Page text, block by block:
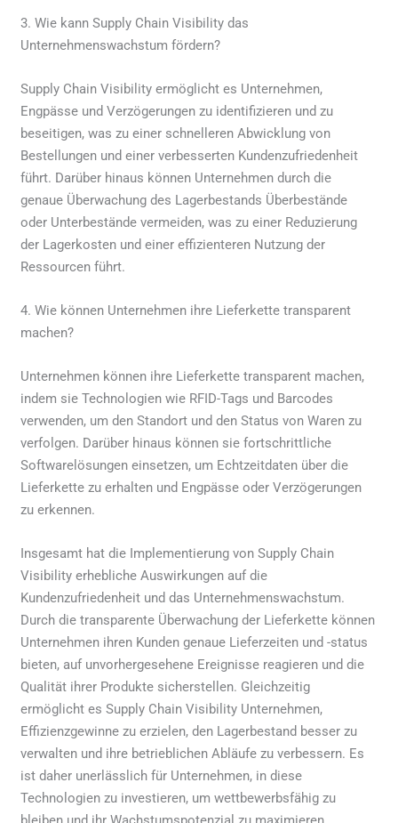
3. Wie kann Supply Chain Visibility das
Unternehmenswachstum fördern?
Supply Chain Visibility ermöglicht es Unternehmen,
Engpässe und Verzögerungen zu identifizieren und zu
beseitigen, was zu einer schnelleren Abwicklung von
Bestellungen und einer verbesserten Kundenzufriedenheit
führt. Darüber hinaus können Unternehmen durch die
genaue Überwachung des Lagerbestands Überbestände
oder Unterbestände vermeiden, was zu einer Reduzierung
der Lagerkosten und einer effizienteren Nutzung der
Ressourcen führt.
4. Wie können Unternehmen ihre Lieferkette transparent
machen?
Unternehmen können ihre Lieferkette transparent machen,
indem sie Technologien wie RFID-Tags und Barcodes
verwenden, um den Standort und den Status von Waren zu
verfolgen. Darüber hinaus können sie fortschrittliche
Softwarelösungen einsetzen, um Echtzeitdaten über die
Lieferkette zu erhalten und Engpässe oder Verzögerungen
zu erkennen.
Insgesamt hat die Implementierung von Supply Chain
Visibility erhebliche Auswirkungen auf die
Kundenzufriedenheit und das Unternehmenswachstum.
Durch die transparente Überwachung der Lieferkette können
Unternehmen ihren Kunden genaue Lieferzeiten und -status
bieten, auf unvorhergesehene Ereignisse reagieren und die
Qualität ihrer Produkte sicherstellen. Gleichzeitig
ermöglicht es Supply Chain Visibility Unternehmen,
Effizienzgewinne zu erzielen, den Lagerbestand besser zu
verwalten und ihre betrieblichen Abläufe zu verbessern. Es
ist daher unerlässlich für Unternehmen, in diese
Technologien zu investieren, um wettbewerbsfähig zu